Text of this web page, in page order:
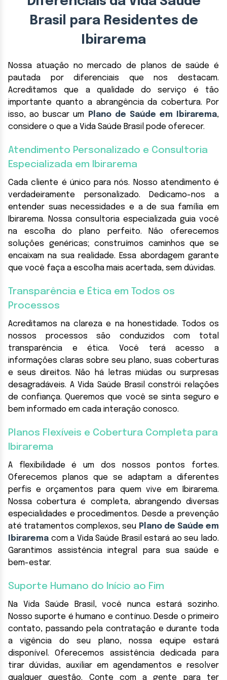
Brasil para Residentes de
Ibirarema
Nossa atuação no mercado de planos de saúde é
pautada por diferenciais que nos destacam.
Acreditamos que a qualidade do serviço é tão
importante quanto a abrangência da cobertura. Por
isso, ao buscar um
Plano de Saúde em Ibirarema,
considere o que a Vida Saúde Brasil pode oferecer.
Atendimento Personalizado e Consultoria
Especializada em Ibirarema
Cada cliente é único para nós. Nosso atendimento é
verdadeiramente personalizado. Dedicamo-nos a
entender suas necessidades e a de sua família em
Ibirarema. Nossa consultoria especializada guia você
na escolha do plano perfeito. Não oferecemos
soluções genéricas; construímos caminhos que se
encaixam na sua realidade. Essa abordagem garante
que você faça a escolha mais acertada, sem dúvidas.
Transparência e Ética em Todos os
Processos
Acreditamos na clareza e na honestidade. Todos os
nossos processos são conduzidos com total
transparência e ética. Você terá acesso a
informações claras sobre seu plano, suas coberturas
e seus direitos. Não há letras miúdas ou surpresas
desagradáveis. A Vida Saúde Brasil constrói relações
de confiança. Queremos que você se sinta seguro e
bem informado em cada interação conosco.
Planos Flexíveis e Cobertura Completa para
Ibirarema
A flexibilidade é um dos nossos pontos fortes.
Oferecemos planos que se adaptam a diferentes
perfis e orçamentos para quem vive em Ibirarema.
Nossa cobertura é completa, abrangendo diversas
especialidades e procedimentos. Desde a prevenção
até tratamentos complexos, seu Plano de Saúde em
Ibirarema com a Vida Saúde Brasil estará ao seu lado.
Garantimos assistência integral para sua saúde e
bem-estar.
Suporte Humano do Início ao Fim
Na Vida Saúde Brasil, você nunca estará sozinho.
Nosso suporte é humano e contínuo. Desde o primeiro
contato, passando pela contratação e durante toda
a vigência do seu plano, nossa equipe estará
disponível. Oferecemos assistência dedicada para
tirar dúvidas, auxiliar em agendamentos e resolver
qualquer questão. Conte com a gente para ter